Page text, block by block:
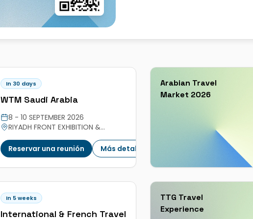
In 30 days
WTM Saudi Arabia
8 - 10 SEPTEMBER 2026
RIYADH FRONT EXHIBITION &
SAUDI ARABIA
Reservar una reunión Más detalles
Arabian Travel
Market 2026
In 5 weeks
International & French Travel
TTG Travel
Experience